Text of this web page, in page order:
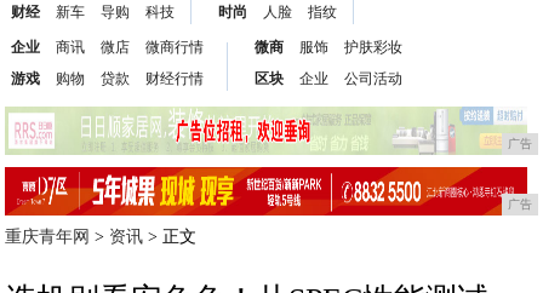
财经
新车
导购
科技
时尚
人脸
指纹
企业
游戏
商讯
购物
微店
贷款
微商行情
财经行情
微商
区块
服饰
企业
护肤彩妆
公司活动
广告
广告
重庆青年网 > 资讯 > 正文